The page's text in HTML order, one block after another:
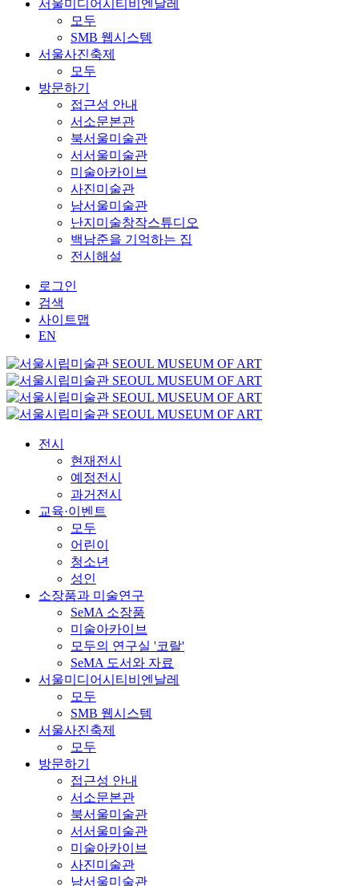
서울미디어시티비엔날레
모두
SMB 웹시스템
서울사진축제
모두
방문하기
접근성 안내
서소문본관
북서울미술관
서서울미술관
미술아카이브
사진미술관
남서울미술관
난지미술창작스튜디오
백남준을 기억하는 집
전시해설
로그인
검색
사이트맵
EN
전시
현재전시
예정전시
과거전시
교육·이벤트
모두
어린이
청소년
성인
소장품과 미술연구
SeMA 소장품
미술아카이브
모두의 연구실 '코랄'
SeMA 도서와 자료
서울미디어시티비엔날레
모두
SMB 웹시스템
서울사진축제
모두
방문하기
접근성 안내
서소문본관
북서울미술관
서서울미술관
미술아카이브
사진미술관
남서울미술관